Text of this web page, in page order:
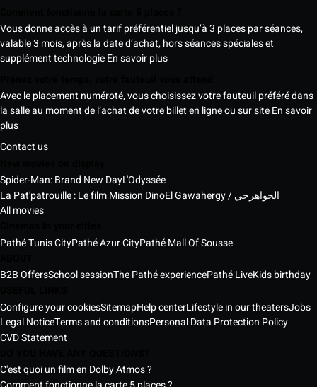
Vous donne accès à un tarif préférentiel jusqu’à 3 places par séances,
valable 3 mois, après la date d’achat, hors séances spéciales et
supplément technologieEn savoir plus
Avec le placement numéroté, vous choisissez votre fauteuil préféré dans
la salle au moment de l’achat de votre billet en ligne ou sur siteEn savoir
plus
Contact us
Spider-Man: Brand New DayL'Odyssée
La Pat'patrouille : Le film Mission Dino
El Gawahergy / الجواهرجي
All movies
Pathé Tunis CityPathé Azur CityPathé Mall Of Sousse
B2B OffersSchool sessionThe Pathé experiencePathé LiveKids birthday
Configure your cookiesSitemapHelp centerLifestyle in our theatersJobs
Legal NoticeTerms and conditionsPersonal Data Protection Policy
CVD Statement
C'est quoi un film en Dolby Atmos ?